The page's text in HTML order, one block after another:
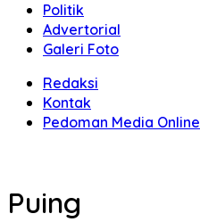
Politik
Advertorial
Galeri Foto
Redaksi
Kontak
Pedoman Media Online
Puing